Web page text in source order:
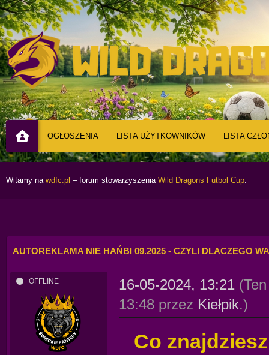
OGŁOSZENIA LISTA UŻYTKOWNIKÓW LISTA
Witamy na wdfc.pl – forum stowarzyszenia Wild Dragons Futbol Cup.
AUTOREKLAMA NIE HAŃBI 09.2025 - CZYLI DLACZEGO
OFFLINE 16-05-2024, 13:21
13:48 przez Kiełpik.)
Co